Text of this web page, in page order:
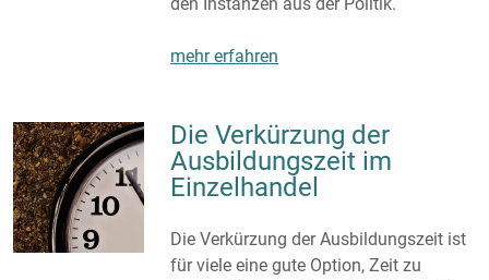
mehr erfahren
Die Verkürzung der
Ausbildungszeit im
Einzelhandel
Die Verkürzung der Ausbildungszeit ist
für viele eine gute Option, Zeit zu